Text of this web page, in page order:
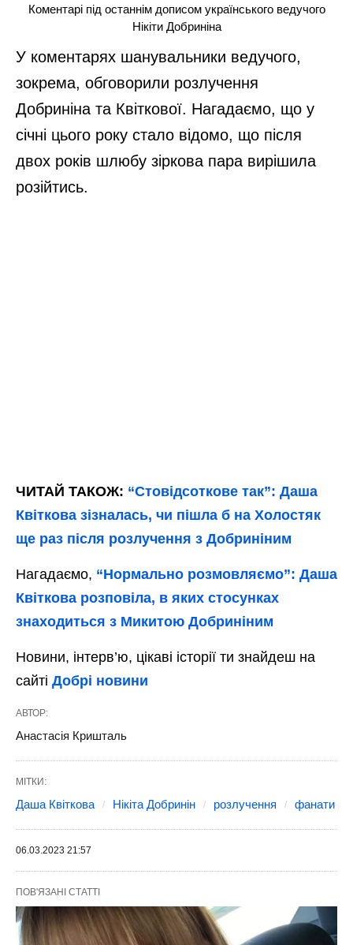
Коментарі під останнім дописом українського ведучого
Нікіти Добриніна
У коментарях шанувальники ведучого,
зокрема, обговорили розлучення
Добриніна та Квіткової. Нагадаємо, що у
січні цього року стало відомо, що після
двох років шлюбу зіркова пара вирішила
розійтись.
ЧИТАЙ ТАКОЖ: “Стовідсоткове так”: Даша
Квіткова зізналась, чи пішла б на Холостяк
ще раз після розлучення з Добриніним
Нагадаємо, “Нормально розмовляємо”: Даша
Квіткова розповіла, в яких стосунках
знаходиться з Микитою Добриніним
Новини, інтерв’ю, цікаві історії ти знайдеш на
сайті Добрі новини
АВТОР:
Анастасія Кришталь
МІТКИ:
Даша Квіткова Нікіта Добринін розлучення фанати
06.03.2023 21:57
ПОВ'ЯЗАНІ СТАТТІ